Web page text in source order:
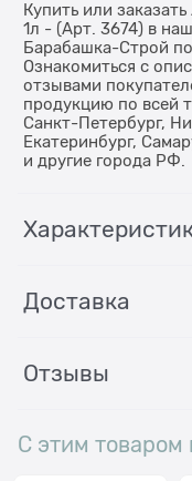
Купить или
1л - (Арт. 3674) в
Барабашка-Строй
Ознакомиться с
отзывами
продукцию по всей
Санкт-Петербург,
Екатеринбург,
и другие города РФ.
Доставка
Отзывы
С этим товаром